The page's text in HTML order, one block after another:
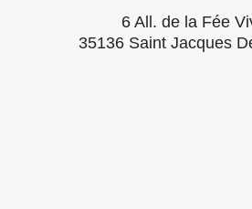
6 All. de la Fée
35136 Saint Jacques